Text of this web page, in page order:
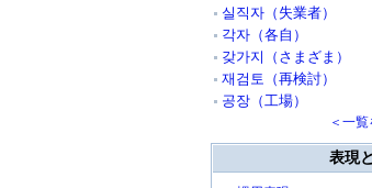
실직자（失業者）
각자（各自）
갖가지（さまざま）
재검토（再検討）
공장（工場）
＜一
表現